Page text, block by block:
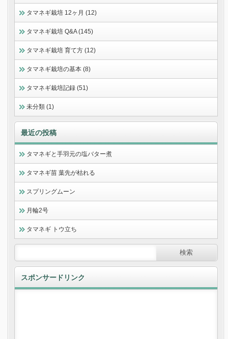
タマネギ栽培 12ヶ月 (12)
タマネギ栽培 Q&A (145)
タマネギ栽培 育て方 (12)
タマネギ栽培の基本 (8)
タマネギ栽培記録 (51)
未分類 (1)
最近の投稿
タマネギと手羽元の塩バター煮
タマネギ苗 葉先が枯れる
スプリングムーン
月輪2号
タマネギ トウ立ち
スポンサードリンク